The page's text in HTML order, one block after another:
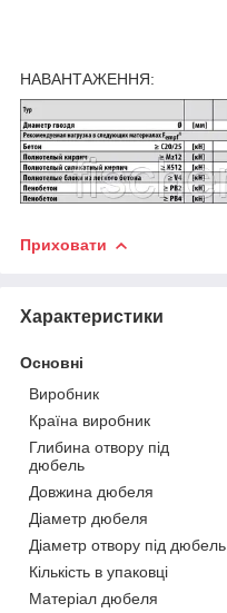
НАВАНТАЖЕННЯ:
Приховати
Характеристики
Основні
Виробник
Країна виробник
Глибина отвору під
дюбель
Довжина дюбеля
Діаметр дюбеля
Діаметр отвору під дюбель
Кількість в упаковці
Матеріал дюбеля